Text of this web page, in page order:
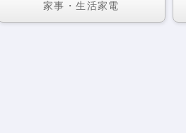
家事・生活家電